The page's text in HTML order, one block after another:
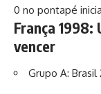
0 no pontapé
França 1998:
vencer
Grupo A: Brasil